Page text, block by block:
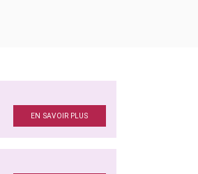
EN SAVOIR PLUS